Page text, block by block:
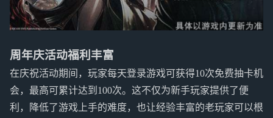
周年庆活动福利丰富
在庆祝活动期间，玩家每天登录游戏可获得10次免费抽卡机
会，最高可累计达到100次。这不仅为新手玩家提供了便
利，降低了游戏上手的难度，也让经验丰富的老玩家可以根